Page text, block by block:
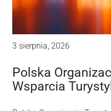
3 sierpnia, 2026
Polska
Wsparcia